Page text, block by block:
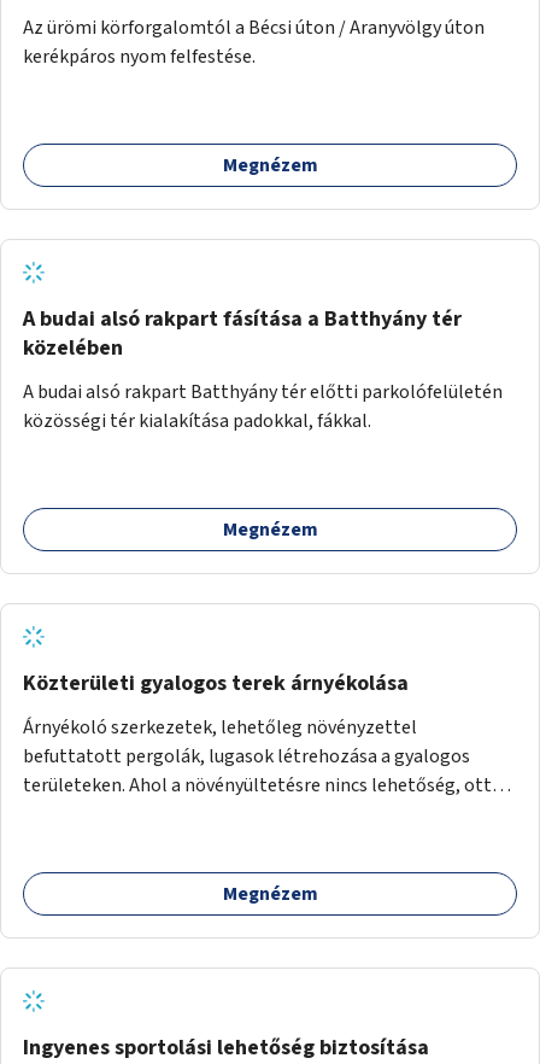
Az ürömi körforgalomtól a Bécsi úton / Aranyvölgy úton
kerékpáros nyom felfestése.
Megnézem
A budai alsó rakpart fásítása a Batthyány tér
közelében
A budai alsó rakpart Batthyány tér előtti parkolófelületén
közösségi tér kialakítása padokkal, fákkal.
Megnézem
Közterületi gyalogos terek árnyékolása
Árnyékoló szerkezetek, lehetőleg növényzettel
befuttatott pergolák, lugasok létrehozása a gyalogos
területeken. Ahol a növényültetésre nincs lehetőség, ott
Megnézem
Ingyenes sportolási lehetőség biztosítása